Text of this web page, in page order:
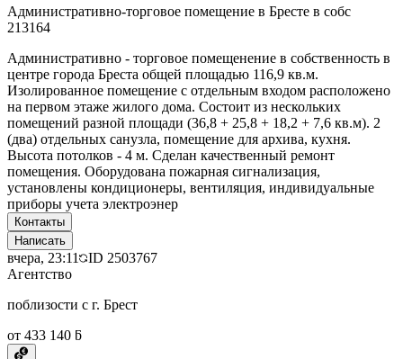
Административно-торговое помещение в Бресте в собс
213164
Административно - торговое помещенение в собственность в
центре города Бреста общей площадью 116,9 кв.м.
Изолированное помещение с отдельным входом расположено
на первом этаже жилого дома. Состоит из нескольких
помещений разной площади (36,8 + 25,8 + 18,2 + 7,6 кв.м). 2
(два) отдельных санузла, помещение для архива, кухня.
Высота потолков - 4 м. Сделан качественный ремонт
помещения. Оборудована пожарная сигнализация,
установлены кондиционеры, вентиляция, индивидуальные
приборы учета электроэнер
Контакты
Написать
вчера, 23:11 ID 2503767
Агентство
поблизости с г. Брест
от 433 140 ƃ